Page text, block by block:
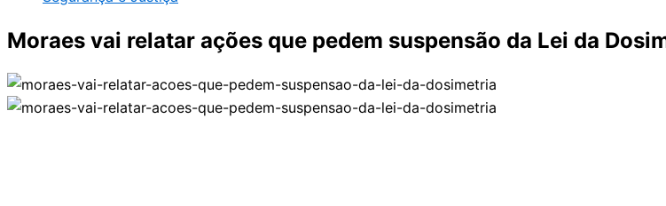
Moraes vai relatar ações que pedem suspensão da Lei da